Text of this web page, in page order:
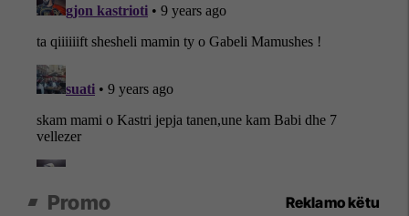
Promo Reklamo këtu